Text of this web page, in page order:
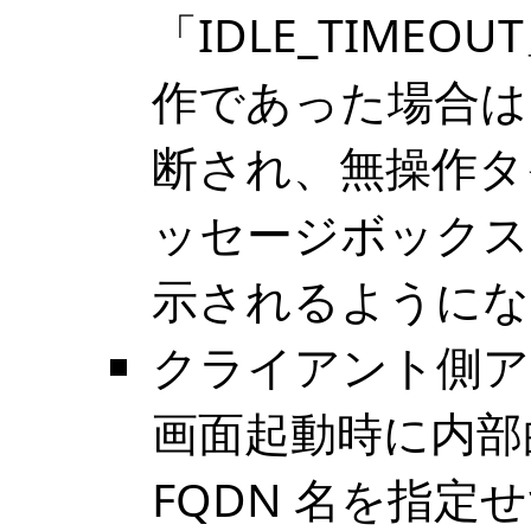
「
作であった場合
断され、無操作
ッセージボック
示されるように
クライアント側
画面起動時に内
FQDN 名を指定